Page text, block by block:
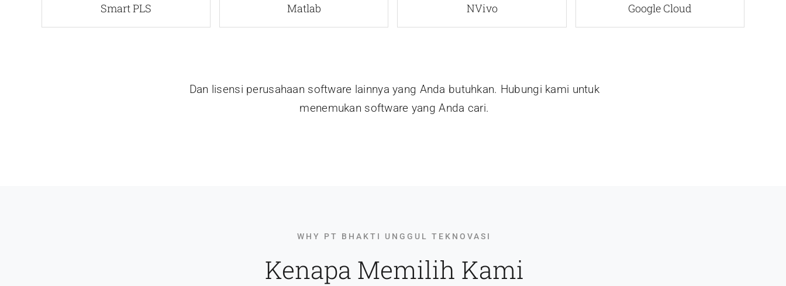
Smart PLS Matlab NVivo Google Cloud
Dan lisensi perusahaan software lainnya yang Anda butuhkan. Hubungi kami untuk
menemukan software yang Anda cari.
WHY PT BHAKTI UNGGUL TEKNOVASI
Kenapa Memilih Kami